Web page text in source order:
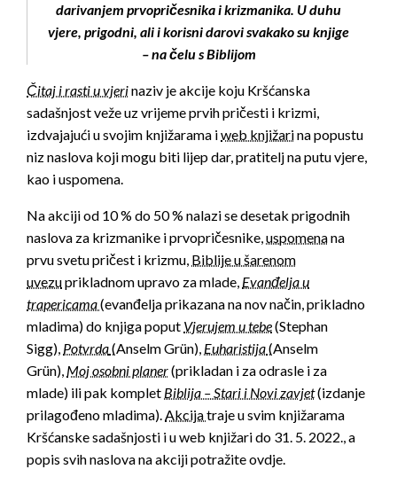
darivanjem prvopričesnika i krizmanika. U duhu
vjere, prigodni, ali i korisni darovi svakako su knjige
– na čelu s Biblijom
Čitaj i rasti u vjerinaziv je akcije koju Kršćanska
sadašnjost veže uz vrijeme prvih pričesti i krizmi,
izdvajajući u svojim knjižarama iweb knjižarina popustu
niz naslova koji mogu biti lijep dar, pratitelj na putu vjere,
kao i uspomena.
Na akciji od 10 % do 50 % nalazi se desetak prigodnih
naslova za krizmanike i prvopričesnike,uspomenana
prvu svetu pričest i krizmu, Biblije u šarenom
uvezuprikladnom upravo za mlade, Evanđelja u
trapericama(evanđelja prikazana na nov način, prikladno
mladima) do knjiga poput Vjerujem u tebe(Stephan
Sigg), Potvrda(Anselm Grün), Euharistija(Anselm
Grün), Moj osobni planer(prikladan i za odrasle i za
mlade) ili pak komplet Biblija – Stari i Novi zavjet(izdanje
prilagođeno mladima).Akcijatraje u svim knjižarama
Kršćanske sadašnjosti i u web knjižari do 31. 5. 2022., a
popis svih naslova na akciji potražite ovdje.